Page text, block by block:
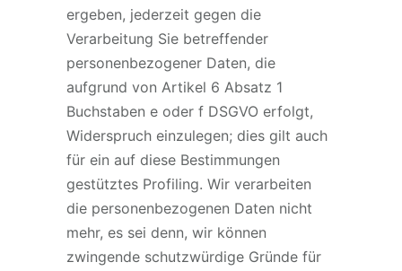
ergeben, jederzeit gegen die
Verarbeitung Sie betreffender
personenbezogener Daten, die
aufgrund von Artikel 6 Absatz 1
Buchstaben e oder f DSGVO erfolgt,
Widerspruch einzulegen; dies gilt auch
für ein auf diese Bestimmungen
gestütztes Profiling. Wir verarbeiten
die personenbezogenen Daten nicht
mehr, es sei denn, wir können
zwingende schutzwürdige Gründe für